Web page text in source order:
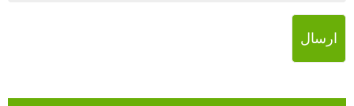
ارسال